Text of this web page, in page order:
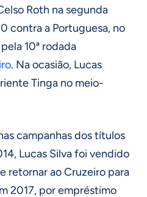
Roth na segunda
contra a Portuguesa, no
10ª rodada
. Na ocasião, Lucas
Tinga no meio-
campanhas dos títulos
Lucas Silva foi vendido
retornar ao Cruzeiro para
2017, por empréstimo